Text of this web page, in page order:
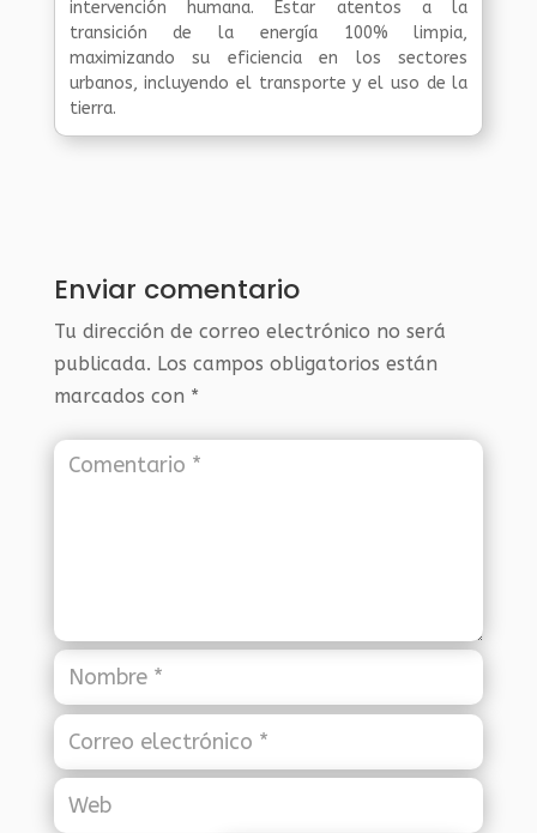
intervención humana. Estar atentos a la
transición de la energía 100% limpia,
maximizando su eficiencia en los sectores
urbanos, incluyendo el transporte y el uso de la
tierra.
Enviar comentario
Tu dirección de correo electrónico no será
publicada. Los campos obligatorios están
marcados con *